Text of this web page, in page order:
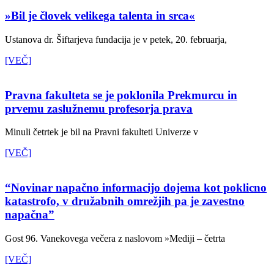
»Bil je človek velikega talenta in srca«
Ustanova dr. Šiftarjeva fundacija je v petek, 20. februarja,
[VEČ]
Pravna fakulteta se je poklonila Prekmurcu in
prvemu zaslužnemu profesorja prava
Minuli četrtek je bil na Pravni fakulteti Univerze v
[VEČ]
“Novinar napačno informacijo dojema kot poklicno
katastrofo, v družabnih omrežjih pa je zavestno
napačna”
Gost 96. Vanekovega večera z naslovom »Mediji – četrta
[VEČ]